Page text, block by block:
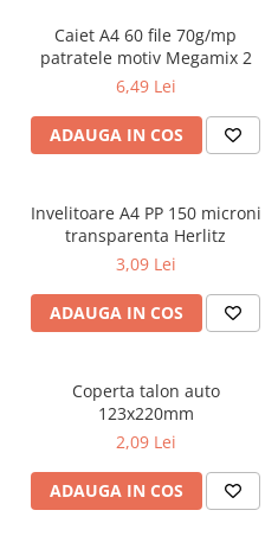
Caiet A4 60 file 70g/mp
patratele motiv Megamix 2
6,49 Lei
ADAUGA IN COS
Invelitoare A4 PP 150 microni
transparenta Herlitz
3,09 Lei
ADAUGA IN COS
Coperta talon auto
123x220mm
2,09 Lei
ADAUGA IN COS